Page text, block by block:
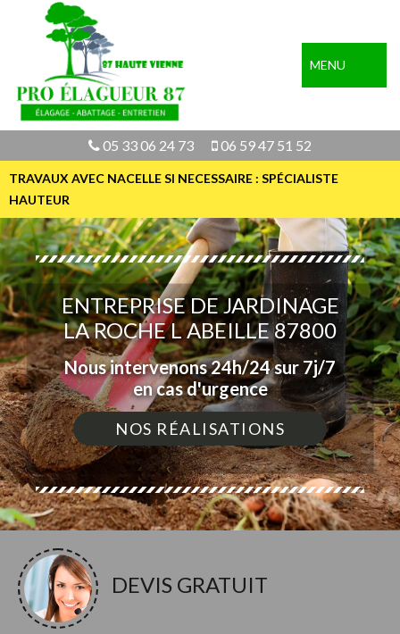
MENU
05 33 06 24 73 06 59 47 51 52
TRAVAUX AVEC NACELLE SI NECESSAIRE : SPÉCIALISTE
HAUTEUR
ENTREPRISE DE JARDINAGE
LA ROCHE L ABEILLE 87800
Nous intervenons 24h/24 sur 7j/7
en cas d'urgence
NOS RÉALISATIONS
DEVIS GRATUIT